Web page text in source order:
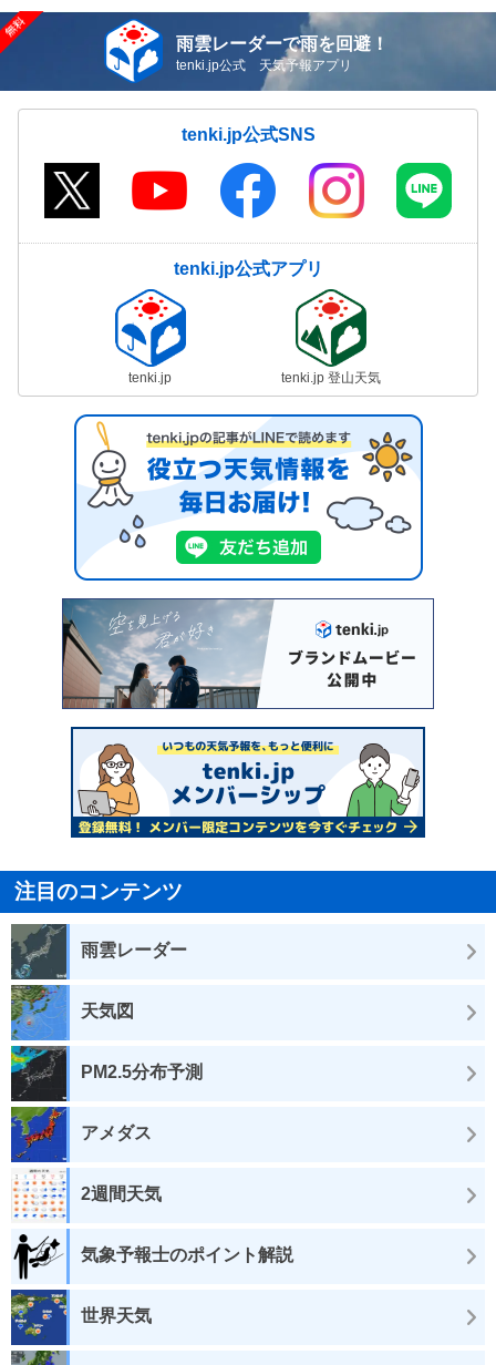
雨雲レーダーで雨を回避！
tenki.jp公式 天気予報アプリ
tenki.jp公式SNS
tenki.jp公式アプリ
tenki.jp tenki.jp 登山天気
注目のコンテンツ
雨雲レーダー
天気図
PM2.5分布予測
アメダス
2週間天気
気象予報士のポイント解説
世界天気